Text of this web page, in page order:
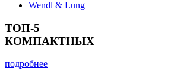
Wendl & Lung
ТОП-5
КОМПАКТНЫХ
подробнее